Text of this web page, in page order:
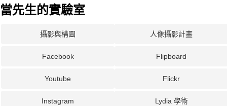
當先生的實驗室
攝影與構圖 人像攝影計畫
Facebook Flipboard
Youtube Flickr
Instagram Lydia 學術